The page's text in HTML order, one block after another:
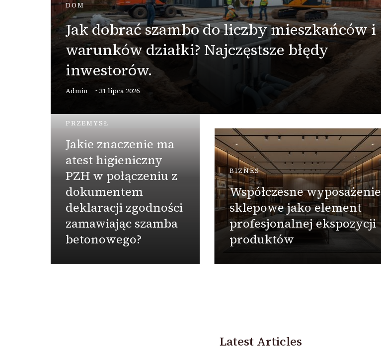
DOM
Jak dobrać szambo do liczby mieszkańców i
warunków działki? Najczęstsze błędy
inwestorów.
Admin 31 lipca 2026
PRZEMYSŁ
Jakie znaczenie ma
atest higieniczny
PZH w połączeniu z
dokumentem
deklaracji zgodności
zamawiając szamba
betonowego?
BIZNES
Współczesne wyposażenie
sklepowe jako element
profesjonalnej ekspozycji
produktów
Latest Articles